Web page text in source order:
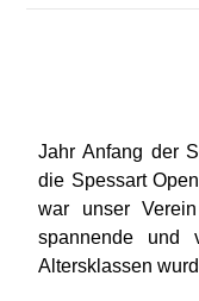
Jahr Anfang der
die Spessart
war unser
spannende und
Altersklassen